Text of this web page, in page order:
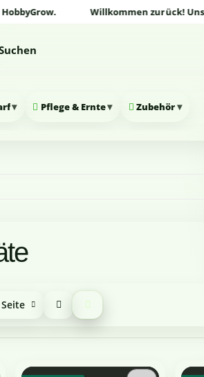
Willkommen zurück! Unser
▾ Pflege & Ernte▾ Zubehör▾